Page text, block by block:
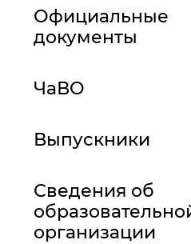
Официальные
документы
ЧаВО
Выпускники
Сведения об
организации